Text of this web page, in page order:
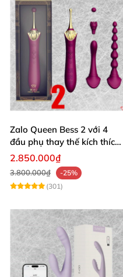
Zalo Queen Bess 2 với 4
đầu phụ thay thế kích thích
nhiều vị trí
2.850.000₫
3.800.000₫
-25%
(301)